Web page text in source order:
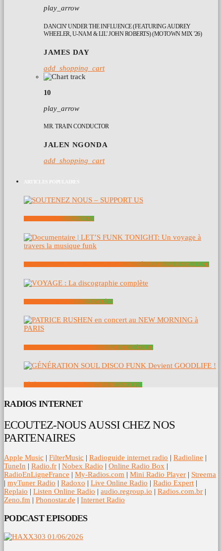
play_arrow
DANCIN' UNDER THE INFLUENCE (FEATURING AUDREY
WHEELER, U-NAM & LIL' JOHN ROBERTS) (MOTOWN MIX '26)
JAMES DAY
add_shopping_cart
10
play_arrow
MR. TRAIN CONDUCTOR
JALEN NGONDA
add_shopping_cart
ARTICLES POPULAIRES
SOUTENEZ NOUS – SUPPORT US
DOCUMENTAIRE | LET’S FUNK TONIGHT: UN VOYAGE À TRAVERS LA MUSIQUE FUNK
VOYAGE : LA DISCOGRAPHIE COMPLÈTE
PATRICE RUSHEN EN CONCERT AU NEW MORNING À PARIS
GÉNÉRATION SOUL DISCO FUNK DEVIENT GOODLIFE !
RADIOS INTERNET
ECOUTEZ-NOUS AUSSI CHEZ NOS
PARTENAIRES
Apple Music | FilterMusic | Radioguide internet radio | Radioline |
TuneIn | Radio.fr | Nobex Radio | Online Radio Box |
RadioEnLigneFrance | My-Radios.com | Mini Radio Player | Streema
| myTuner Radio | Radoxo | Live Online Radio | Radio Expert |
Replaio | Listen Online Radio | audio.regroup.io | Radios.com.br |
Zeno.fm | Phonostar.de | Internet Radio
PODCAST EPISODES